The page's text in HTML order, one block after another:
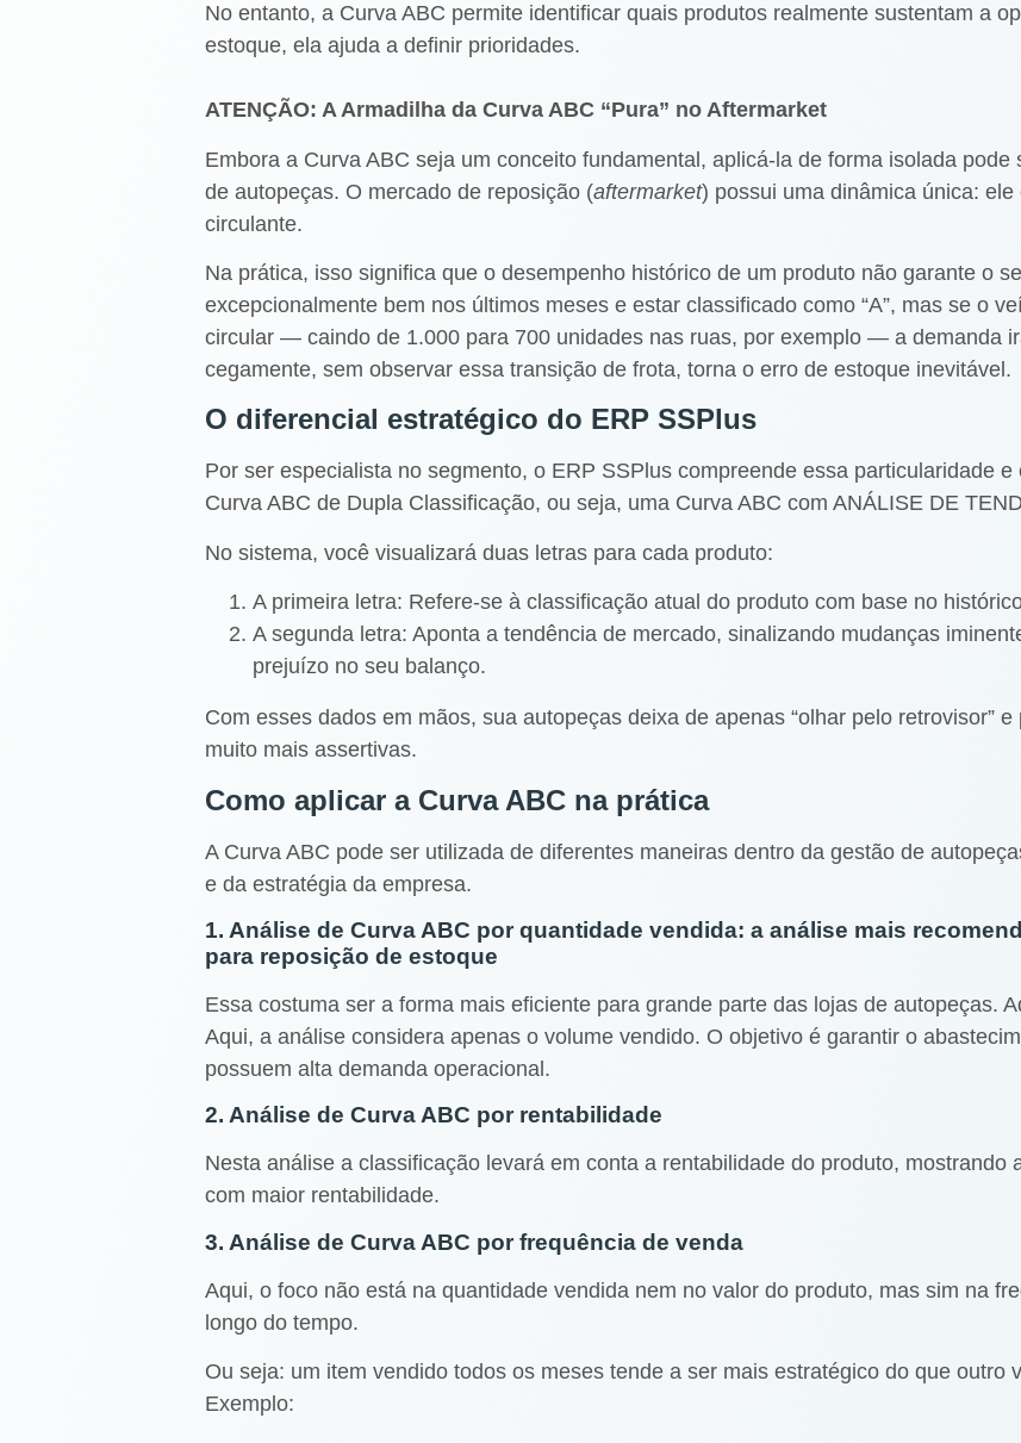
No entanto, a Curva ABC permite identificar quais produtos realmente sustentam a
estoque, ela ajuda a definir prioridades.
ATENÇÃO: A Armadilha da Curva ABC “Pura” no Aftermarket
Embora a Curva ABC seja um conceito fundamental, aplicá-la de forma isolada
de autopeças. O mercado de reposição (aftermarket) possui uma dinâmica única:
circulante.
Na prática, isso significa que o desempenho histórico de um produto não garante o
excepcionalmente bem nos últimos meses e estar classificado como “A”, mas se o
circular — caindo de 1.000 para 700 unidades nas ruas, por exemplo — a demanda
cegamente, sem observar essa transição de frota, torna o erro de estoque inevitável.
O diferencial estratégico do ERP SSPlus
Por ser especialista no segmento, o ERP SSPlus compreende essa particularidade
Curva ABC de Dupla Classificação, ou seja, uma Curva ABC com ANÁLISE DE
No sistema, você visualizará duas letras para cada produto:
A primeira letra: Refere-se à classificação atual do produto com base no
A segunda letra: Aponta a tendência de mercado, sinalizando mudanças
prejuízo no seu balanço.
Com esses dados em mãos, sua autopeças deixa de apenas “olhar pelo retrovisor”
muito mais assertivas.
Como aplicar a Curva ABC na prática
A Curva ABC pode ser utilizada de diferentes maneiras dentro da gestão de
e da estratégia da empresa.
1. Análise de Curva ABC por quantidade vendida: a análise mais
para reposição de estoque
Essa costuma ser a forma mais eficiente para grande parte das lojas de autopeças.
Aqui, a análise considera apenas o volume vendido. O objetivo é garantir o
possuem alta demanda operacional.
2. Análise de Curva ABC por rentabilidade
Nesta análise a classificação levará em conta a rentabilidade do produto, mostrando
com maior rentabilidade.
3. Análise de Curva ABC por frequência de venda
Aqui, o foco não está na quantidade vendida nem no valor do produto, mas sim na
longo do tempo.
Ou seja: um item vendido todos os meses tende a ser mais estratégico do que outro
Exemplo: